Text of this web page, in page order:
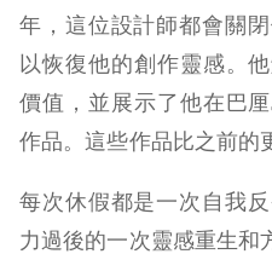
年，這位設計師都會關
以恢復他的創作靈感。
價值，並展示了他在巴
作品。這些作品比之前的
每次休假都是一次自我
力過後的一次靈感重生和